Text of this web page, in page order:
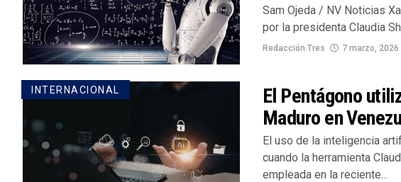
Sam Ojeda / NV Noticias
por la presidenta Claudia
Redacción Tres 7 marzo, 2026
INTERNACIONAL
El Pentágono
Maduro en
El uso de la inteligencia
cuando la herramienta
empleada en la reciente...